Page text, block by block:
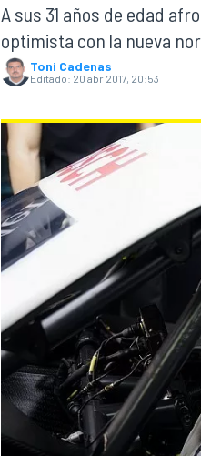
MOTOGP
A sus 31 años de edad
optimista con la nueva
Toni Cadenas
Editado: 20 abr 2017, 20:53